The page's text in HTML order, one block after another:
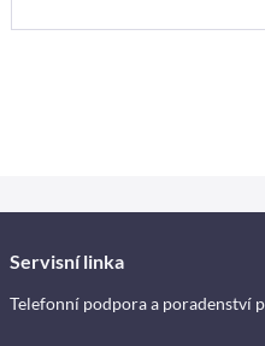
Servisní linka
Telefonní podpora a poradenství